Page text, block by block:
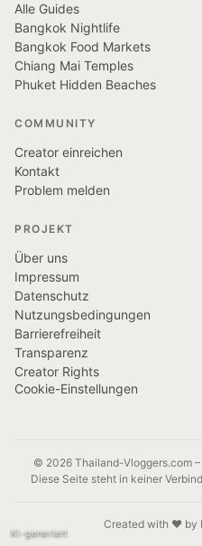
KI-generiert
Alle Guides
Bangkok Nightlife
Bangkok Food Markets
Chiang Mai Temples
Phuket Hidden Beaches
COMMUNITY
Creator einreichen
Kontakt
Problem melden
PROJEKT
Über uns
Impressum
Datenschutz
Nutzungsbedingungen
Barrierefreiheit
Transparenz
Creator Rights
Cookie-Einstellungen
© 2026 Thailand-Vloggers.com
Diese Seite steht in keiner
Created with ❤️ by